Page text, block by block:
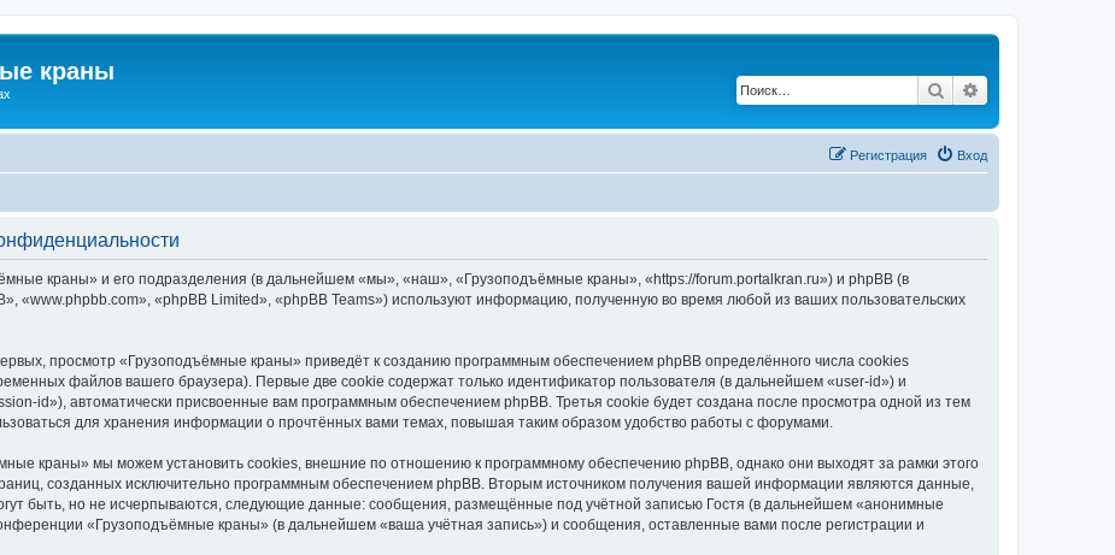
краны
Поиск
Вход
Регистрация
краны» и его подразделения (в дальнейшем «мы», «наш», «Грузоподъёмные краны», «https://forum.portalkran.ru») и phpBB (в
«www.phpbb.com», «phpBB Limited», «phpBB Teams») используют информацию, полученную во время любой из ваших пользовательских
просмотр «Грузоподъёмные краны» приведёт к созданию программным обеспечением phpBB определённого числа cookies
файлов вашего браузера). Первые две cookie содержат только идентификатор пользователя (в дальнейшем «user-id») и
id»), автоматически присвоенные вам программным обеспечением phpBB. Третья cookie будет создана после просмотра одной из тем
для хранения информации о прочтённых вами темах, повышая таким образом удобство работы с форумами.
краны» мы можем установить cookies, внешние по отношению к программному обеспечению phpBB, однако они выходят за рамки этого
созданных исключительно программным обеспечением phpBB. Вторым источником получения вашей информации являются данные,
быть, но не исчерпываются, следующие данные: сообщения, размещённые под учётной записью Гостя (в дальнейшем «анонимные
«Грузоподъёмные краны» (в дальнейшем «ваша учётная запись») и сообщения, оставленные вами после регистрации и